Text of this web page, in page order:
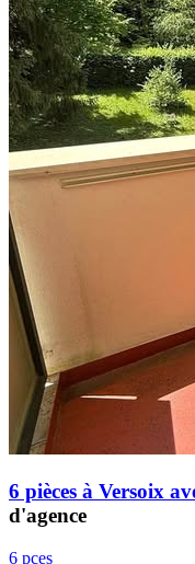
6 pièces à Versoix
d'agence
6 pces